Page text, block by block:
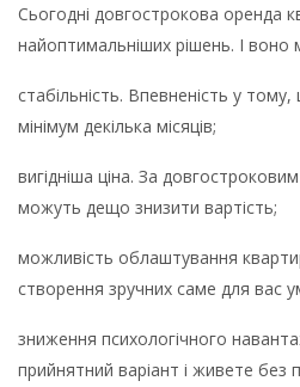
Сьогодні довгострокова оренда
найоптимальніших рішень. І воно
стабільність. Впевненість у
мінімум декілька місяців;
вигідніша ціна. За
можуть дещо знизити вартість;
можливість облаштування
створення зручних саме для вас
зниження психологічного
прийнятний варіант і живете без